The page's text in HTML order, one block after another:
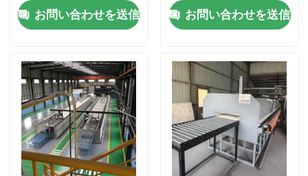
プロダクト
私達について
工場旅行
お問い合わせを送信
お問い合わせを送信